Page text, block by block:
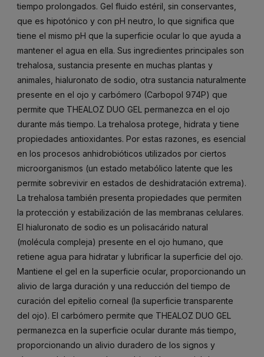
tiempo prolongados. Gel fluido estéril, sin conservantes,
que es hipotónico y con pH neutro, lo que significa que
tiene el mismo pH que la superficie ocular lo que ayuda a
mantener el agua en ella. Sus ingredientes principales son
trehalosa, sustancia presente en muchas plantas y
animales, hialuronato de sodio, otra sustancia naturalmente
presente en el ojo y carbómero (Carbopol 974P) que
permite que THEALOZ DUO GEL permanezca en el ojo
durante más tiempo. La trehalosa protege, hidrata y tiene
propiedades antioxidantes. Por estas razones, es esencial
en los procesos anhidrobióticos utilizados por ciertos
microorganismos (un estado metabólico latente que les
permite sobrevivir en estados de deshidratación extrema).
La trehalosa también presenta propiedades que permiten
la protección y estabilización de las membranas celulares.
El hialuronato de sodio es un polisacárido natural
(molécula compleja) presente en el ojo humano, que
retiene agua para hidratar y lubrificar la superficie del ojo.
Mantiene el gel en la superficie ocular, proporcionando un
alivio de larga duración y una reducción del tiempo de
curación del epitelio corneal (la superficie transparente
del ojo). El carbómero permite que THEALOZ DUO GEL
permanezca en la superficie ocular durante más tiempo,
proporcionando un alivio duradero de los signos y